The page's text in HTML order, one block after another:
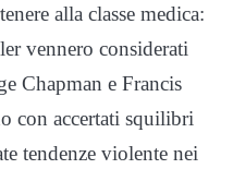
alla classe medica:
vennero considerati
Chapman e Francis
con accertati squilibri
tendenze violente nei